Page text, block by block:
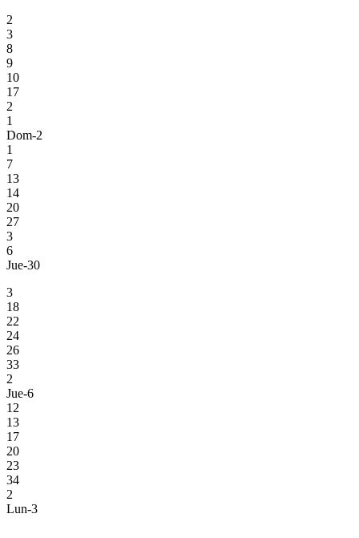
2
3
8
9
10
17
2
1
Dom-2
1
7
13
14
20
27
3
6
Jue-30
3
18
22
24
26
33
2
Jue-6
12
13
17
20
23
34
2
Lun-3